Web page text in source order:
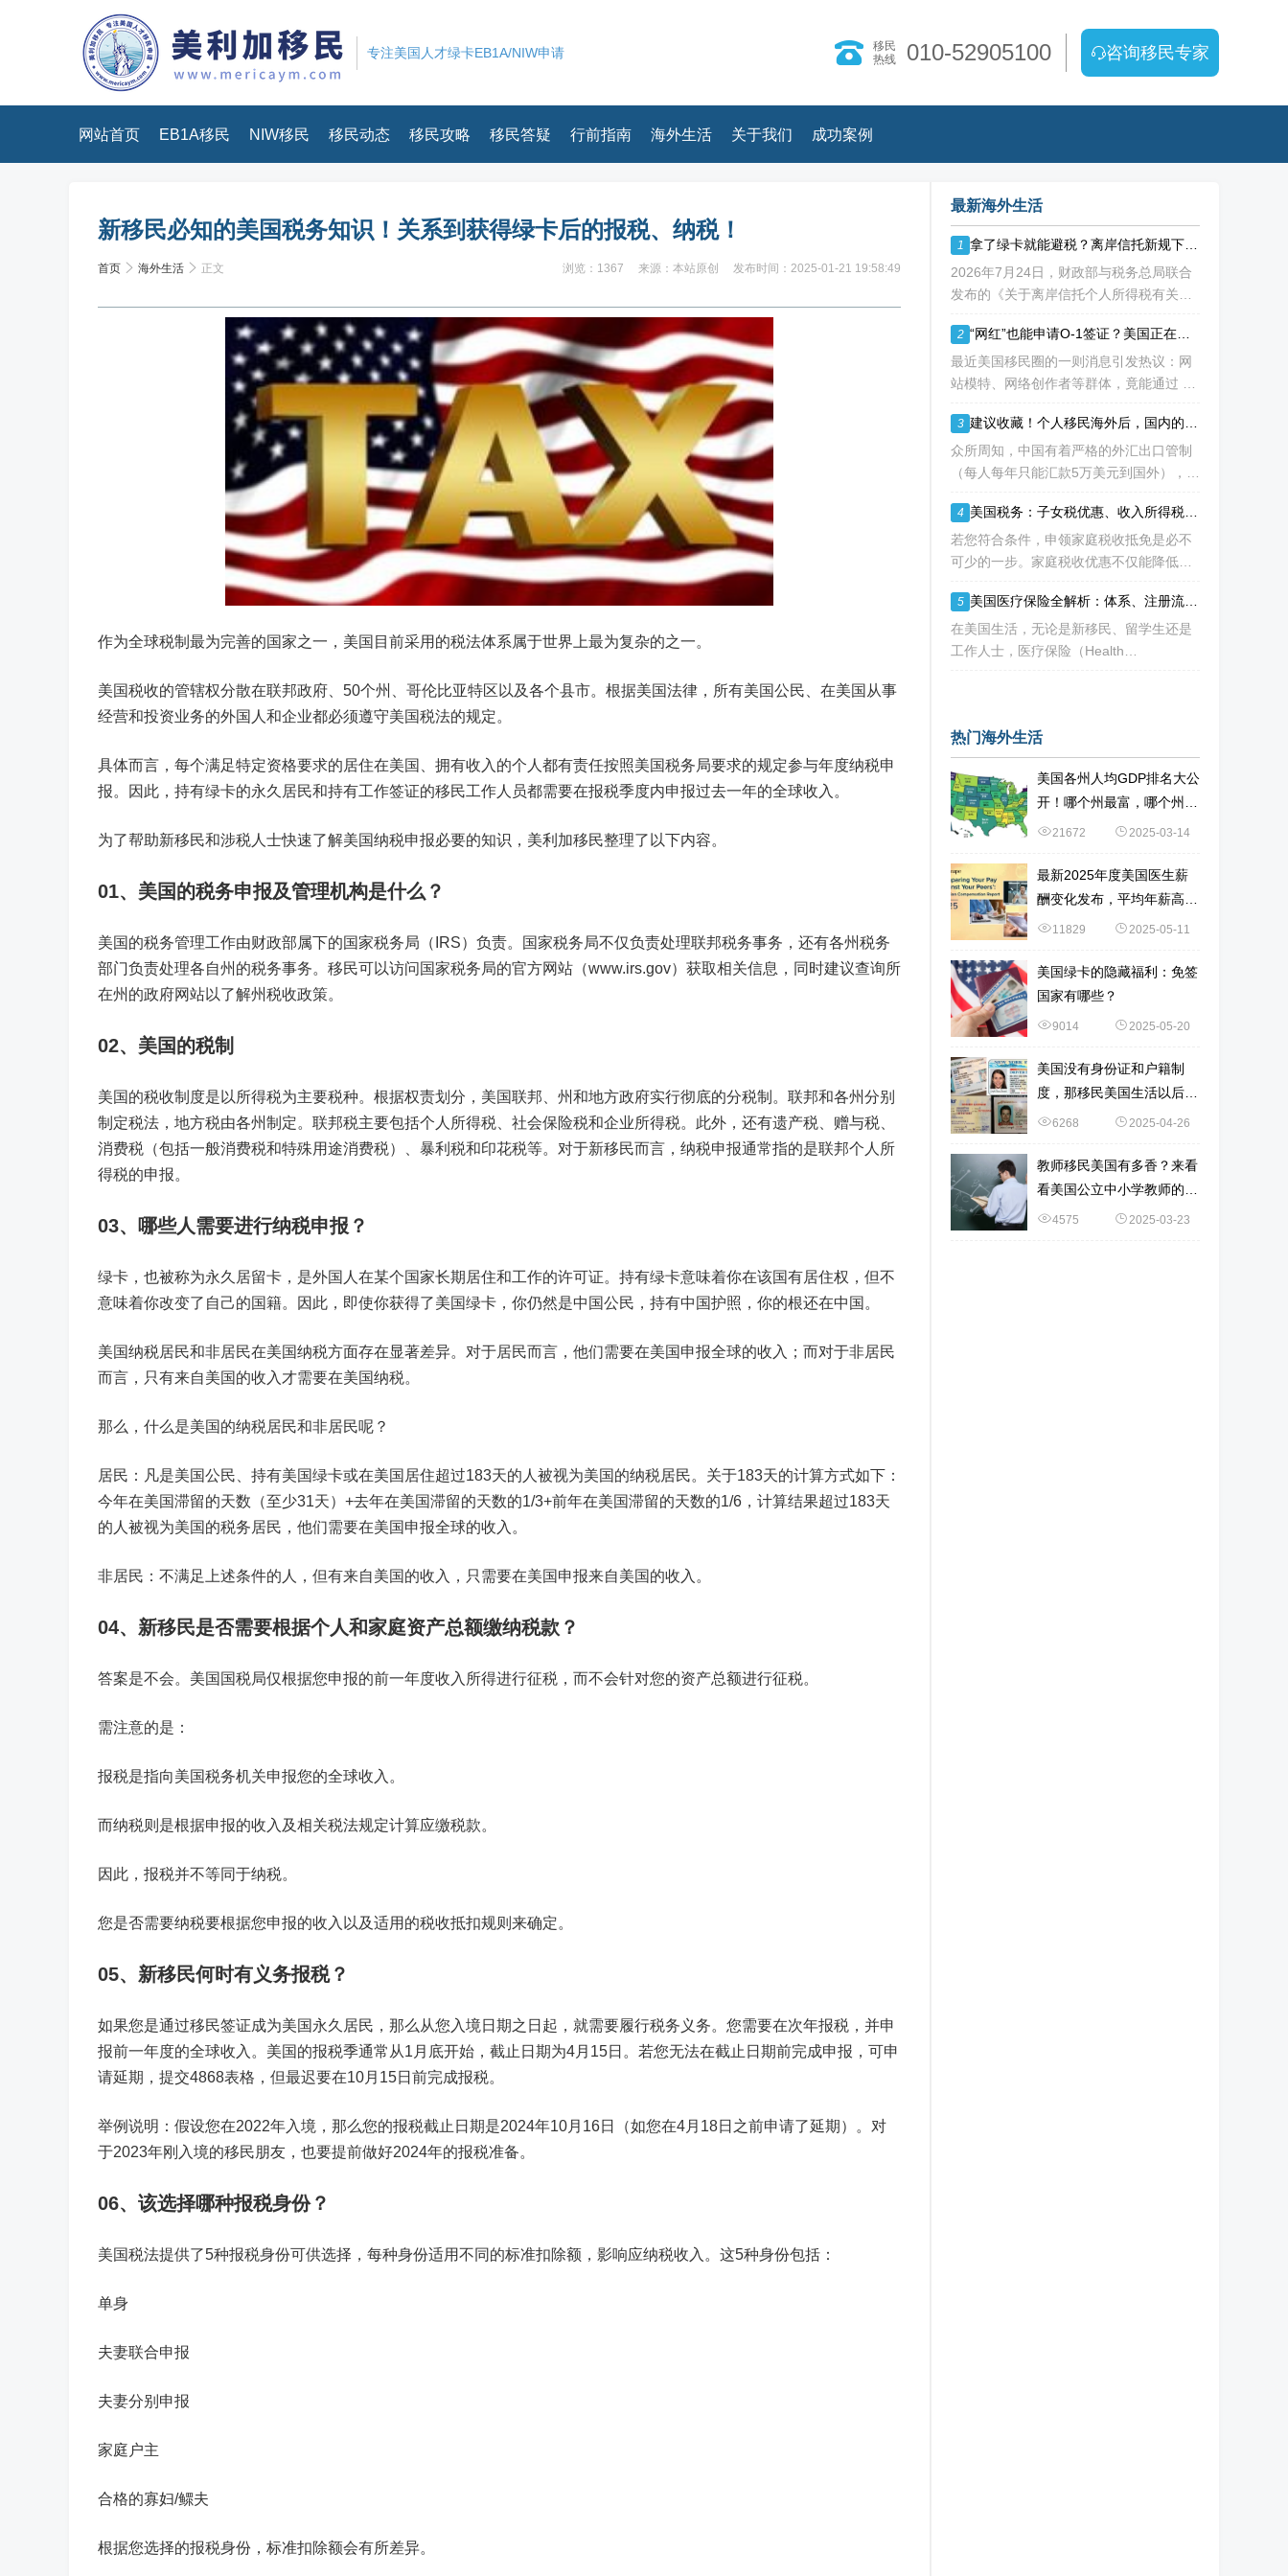
专注美国人才绿卡EB1A/NIW申请
移民
热线
010-52905100 咨询移民专家
网站首页 EB1A移民 NIW移民 移民动态 移民攻略 移民答疑 行前指南 海外生活 关于我们 成功案例
新移民必知的美国税务知识！关系到获得绿卡后的报税、纳税！
首页 海外生活 正文 浏览：1367 来源：本站原创 发布时间：2025-01-21 19:58:49
作为全球税制最为完善的国家之一，美国目前采用的税法体系属于世界上最为复杂的之一。
美国税收的管辖权分散在联邦政府、50个州、哥伦比亚特区以及各个县市。根据美国法律，所有美国公民、在美国从事
经营和投资业务的外国人和企业都必须遵守美国税法的规定。
具体而言，每个满足特定资格要求的居住在美国、拥有收入的个人都有责任按照美国税务局要求的规定参与年度纳税申
报。因此，持有绿卡的永久居民和持有工作签证的移民工作人员都需要在报税季度内申报过去一年的全球收入。
为了帮助新移民和涉税人士快速了解美国纳税申报必要的知识，美利加移民整理了以下内容。
01、美国的税务申报及管理机构是什么？
美国的税务管理工作由财政部属下的国家税务局（IRS）负责。国家税务局不仅负责处理联邦税务事务，还有各州税务
部门负责处理各自州的税务事务。移民可以访问国家税务局的官方网站（www.irs.gov）获取相关信息，同时建议查询所
在州的政府网站以了解州税收政策。
02、美国的税制
美国的税收制度是以所得税为主要税种。根据权责划分，美国联邦、州和地方政府实行彻底的分税制。联邦和各州分别
制定税法，地方税由各州制定。联邦税主要包括个人所得税、社会保险税和企业所得税。此外，还有遗产税、赠与税、
消费税（包括一般消费税和特殊用途消费税）、暴利税和印花税等。对于新移民而言，纳税申报通常指的是联邦个人所
得税的申报。
03、哪些人需要进行纳税申报？
绿卡，也被称为永久居留卡，是外国人在某个国家长期居住和工作的许可证。持有绿卡意味着你在该国有居住权，但不
意味着你改变了自己的国籍。因此，即使你获得了美国绿卡，你仍然是中国公民，持有中国护照，你的根还在中国。
美国纳税居民和非居民在美国纳税方面存在显著差异。对于居民而言，他们需要在美国申报全球的收入；而对于非居民
而言，只有来自美国的收入才需要在美国纳税。
那么，什么是美国的纳税居民和非居民呢？
居民：凡是美国公民、持有美国绿卡或在美国居住超过183天的人被视为美国的纳税居民。关于183天的计算方式如下：
今年在美国滞留的天数（至少31天）+去年在美国滞留的天数的1/3+前年在美国滞留的天数的1/6，计算结果超过183天
的人被视为美国的税务居民，他们需要在美国申报全球的收入。
非居民：不满足上述条件的人，但有来自美国的收入，只需要在美国申报来自美国的收入。
04、新移民是否需要根据个人和家庭资产总额缴纳税款？
答案是不会。美国国税局仅根据您申报的前一年度收入所得进行征税，而不会针对您的资产总额进行征税。
需注意的是：
报税是指向美国税务机关申报您的全球收入。
而纳税则是根据申报的收入及相关税法规定计算应缴税款。
因此，报税并不等同于纳税。
您是否需要纳税要根据您申报的收入以及适用的税收抵扣规则来确定。
05、新移民何时有义务报税？
如果您是通过移民签证成为美国永久居民，那么从您入境日期之日起，就需要履行税务义务。您需要在次年报税，并申
报前一年度的全球收入。美国的报税季通常从1月底开始，截止日期为4月15日。若您无法在截止日期前完成申报，可申
请延期，提交4868表格，但最迟要在10月15日前完成报税。
举例说明：假设您在2022年入境，那么您的报税截止日期是2024年10月16日（如您在4月18日之前申请了延期）。对
于2023年刚入境的移民朋友，也要提前做好2024年的报税准备。
06、该选择哪种报税身份？
美国税法提供了5种报税身份可供选择，每种身份适用不同的标准扣除额，影响应纳税收入。这5种身份包括：
单身
夫妻联合申报
夫妻分别申报
家庭户主
合格的寡妇/鳏夫
根据您选择的报税身份，标准扣除额会有所差异。
最新海外生活
1
2026年7月24日，财政部与税务总局联合
发布的《关于离岸信托个人所得税有关事
深水炸弹，在高净值人群的财富管理圈层
激起千层浪。这份文件，连同国家税务总
局配套发
2
最近美国移民圈的一则消息引发热议：网
站模特、网络创作者等群体，竟能通过 O-
背后不是政策 “放水”，而是美国对 “杰出
人才” 的定义正在经历颠覆性重构
3
众所周知，中国有着严格的外汇出口管制
（每人每年只能汇款5万美元到国外），可
的， 包括买房、买车、做生意、孩子教育
等在内都是不小的开销。 而且随着近年来
国
4
若您符合条件，申领家庭税收抵免是必不
可少的一步。家庭税收优惠不仅能降低您
而，您有资格享受的税收抵免项目可能每
年都会变化。抵免金额也可能会变动，因
为许
5
在美国生活，无论是新移民、留学生还是
工作人士，医疗保险（Health
热门海外生活
美国各州人均GDP排名大公
开！哪个州最富，哪个州最
穷？21672 2025-03-14
最新2025年度美国医生薪
酬变化发布，平均年薪高达
37.6万美元！赴美中国医生
11829 2025-05-11
美国绿卡的隐藏福利：免签
国家有哪些？
9014 2025-05-20
美国没有身份证和户籍制
度，那移民美国生活以后，
要如何证明自己的身份？
6268 2025-04-26
教师移民美国有多香？来看
看美国公立中小学教师的薪
酬！4575 2025-03-23